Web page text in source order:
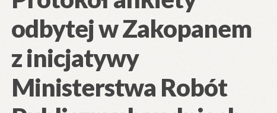
odbytej w Zakopanem
z inicjatywy
Ministerstwa Robót